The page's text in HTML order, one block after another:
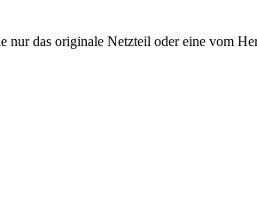
nur das originale Netzteil oder eine vom